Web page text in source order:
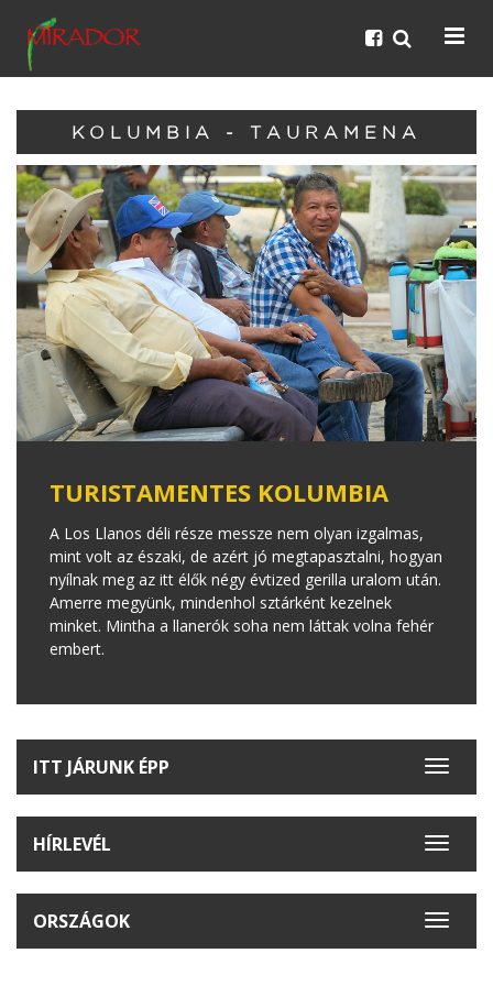
KOLUMBIA - TAURAMENA
TURISTAMENTES KOLUMBIA
A Los Llanos déli része messze nem olyan izgalmas,
mint volt az északi, de azért jó megtapasztalni, hogyan
nyílnak meg az itt élők négy évtized gerilla uralom után.
Amerre megyünk, mindenhol sztárként kezelnek
minket. Mintha a llanerók soha nem láttak volna fehér
embert.
Toggle
ITT JÁRUNK ÉPP
Toggle
HÍRLEVÉL
Toggle
ORSZÁGOK